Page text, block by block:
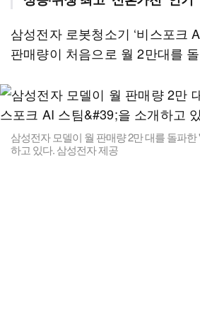
삼성전자 로봇청소기 ‘비스포크
판매량이 처음으로 월 2만대를
삼성전자 모델이 월 판매량 2만 대를 돌파
하고 있다. 삼성전자 제공